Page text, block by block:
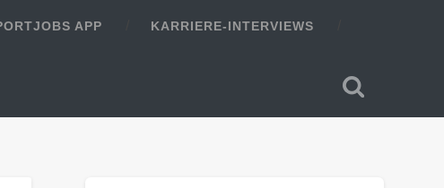
APP KARRIERE-INTERVIEWS